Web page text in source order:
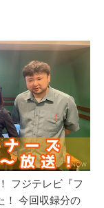
フジテレビ『フ
！ 今回収録分の